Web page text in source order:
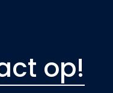
op!